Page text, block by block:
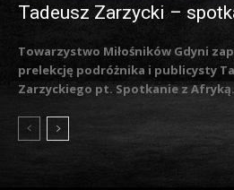
Tadeusz Zarzycki –
Towarzystwo Miłośników Gdyni
prelekcję podróżnika i publicysty